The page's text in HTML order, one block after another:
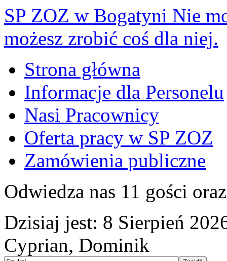
SP ZOZ w Bogatyni Nie
możesz zrobić coś dla niej.
Strona główna
Informacje dla Personelu
Nasi Pracownicy
Oferta pracy w SP ZOZ
Zamówienia publiczne
Odwiedza nas 11 gości
Dzisiaj jest: 8 Sierpień
Cyprian, Dominik